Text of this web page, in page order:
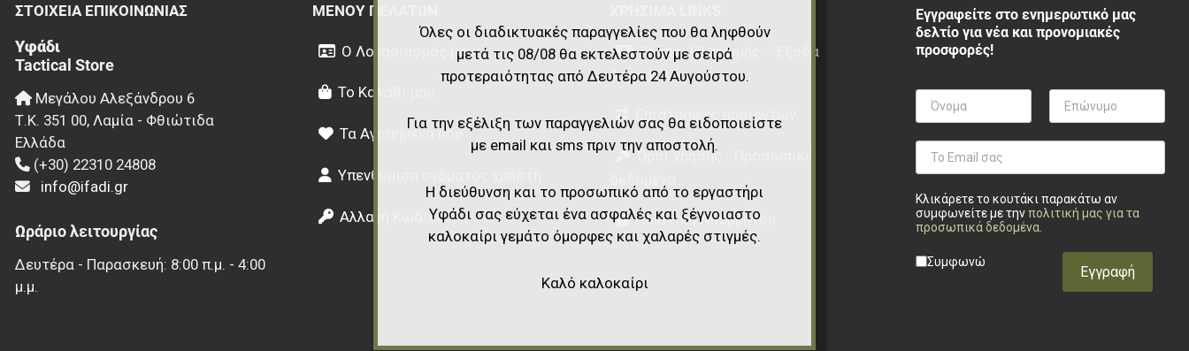
ΣΤΟΙΧΕΊΑ EΠΙΚΟΙΝΩΝΊΑΣ
Υφάδι
Tactical Store
Μεγάλου Αλεξάνδρου 6
Τ.Κ. 351 00, Λαμία - Φθιώτιδα
Ελλάδα
(+30) 22310 24808
info@ifadi.gr
Ωράριο λειτουργίας
Δευτέρα - Παρασκευή: 8:00 π.μ. - 4:00
μ.μ.
ΜΕΝΟΎ ΠΕΛΑΤΏΝ
Ο Λογαριασμός μου
Το Καλάθι μου
Τα Αγαπημένα μου
Υπενθύμιση ονόματος χρήστη
Αλλαγή Κωδικού
Τρόποι Πληρωμής – Έξοδα
Αποστολής
Επιστροφές προϊόντων
Όροι χρήσης - Προσωπικά
Πολιτική Απορρήτου
Εγγραφείτε στο ενημερωτικό μας
δελτίο για νέα και προνομιακές
προσφορές!
Κλικάρετε το κουτάκι παρακάτω αν
συμφωνείτε με τηνπολιτική μας για τα
προσωπικά δεδομένα.
Privacy checkbox
Συμφωνώ
Εγγραφή
Όλες οι διαδικτυακές παραγγελίες που θα ληφθούν
μετά τις 08/08 θα εκτελεστούν με σειρά
προτεραιότητας από Δευτέρα 24 Αυγούστου.
Για την εξέλιξη των παραγγελιών σας θα ειδοποιείστε
με email και sms πριν την αποστολή.
Η διεύθυνση και το προσωπικό από το εργαστήρι
Υφάδι σας εύχεται ένα ασφαλές και ξέγνοιαστο
καλοκαίρι γεμάτο όμορφες και χαλαρές στιγμές.
Καλό καλοκαίρι